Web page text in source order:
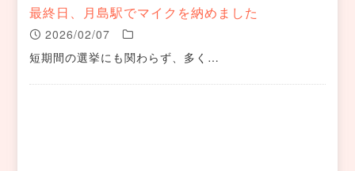
最終日、月島駅でマイクを納めました
2026/02/07
短期間の選挙にも関わらず、多く…